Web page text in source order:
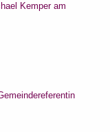
Kemper am